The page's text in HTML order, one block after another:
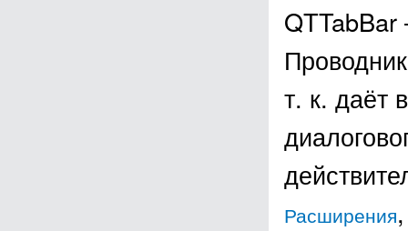
т. к. даёт
Расширения